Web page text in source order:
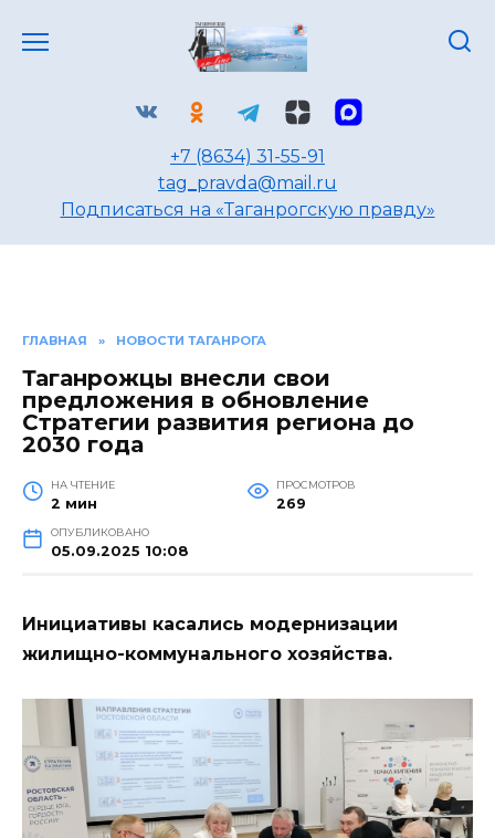
+7 (8634) 31-55-91
tag_pravda@mail.ru
Подписаться на «Таганрогскую правду»
ГЛАВНАЯ » НОВОСТИ ТАГАНРОГА
Таганрожцы внесли свои
предложения в обновление
Стратегии развития региона до
2030 года
НА ЧТЕНИЕ
2 мин
ПРОСМОТРОВ
269
ОПУБЛИКОВАНО
05.09.2025 10:08
Инициативы касались модернизации
жилищно-коммунального хозяйства.